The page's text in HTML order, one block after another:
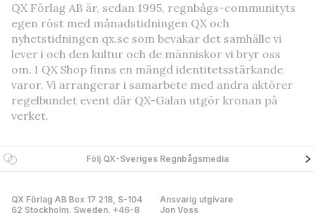
QX Förlag AB är, sedan 1995, regnbågs-communityts
egen röst med månadstidningen QX och
nyhetstidningen qx.se som bevakar det samhälle vi
lever i och den kultur och de människor vi bryr oss
om. I QX Shop finns en mängd identitetsstärkande
varor. Vi arrangerar i samarbete med andra aktörer
regelbundet event där QX-Galan utgör kronan på
verket.
Följ QX-Sveriges Regnbågsmedia
QX Förlag AB Box 17 218, S-104
62 Stockholm, Sweden. +46-8
Ansvarig utgivare
Jon Voss